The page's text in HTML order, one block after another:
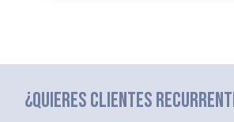
¿QUIERES CLIENTES